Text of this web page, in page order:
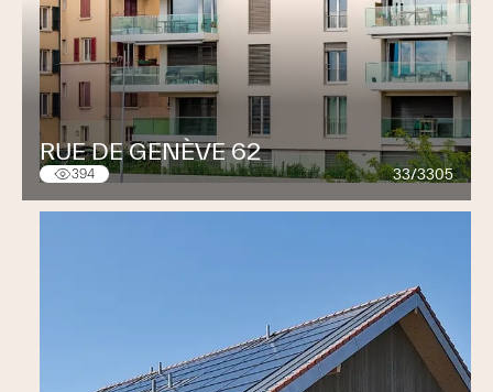
RUE DE GENÈVE 62
394 33/3305